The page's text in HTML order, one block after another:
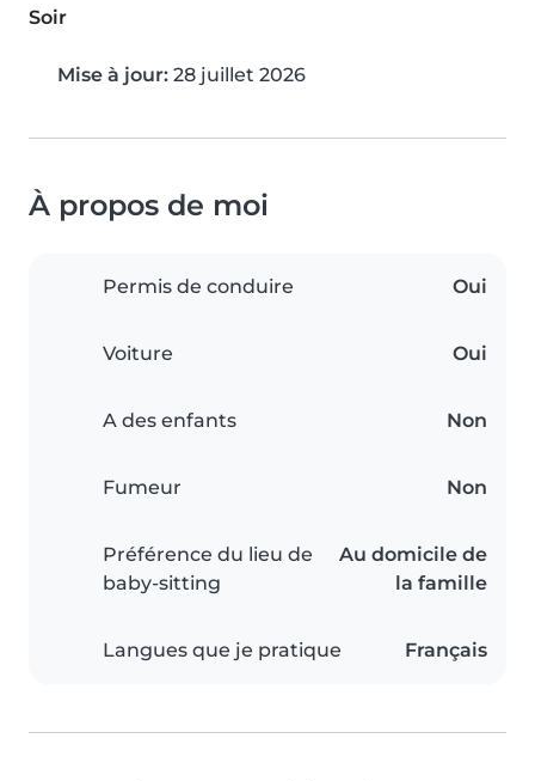
Soir
Mise à jour: 28 juillet 2026
À propos de moi
Permis de conduire Oui
Voiture Oui
A des enfants Non
Fumeur Non
Préférence du lieu de
baby-sitting
Au domicile de
la famille
Langues que je pratique Français